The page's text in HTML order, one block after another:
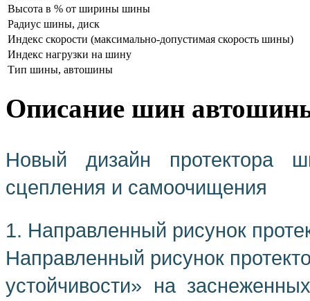
Высота в % от ширины шины
Радиус шины, диск
Индекс скорости (максимально-допустимая скорость шины)
Индекс нагрузки на шину
Тип шины, автошины
Описание шин
Новый дизайн протектора
сцепления и самоочищения
1. Направленный рисунок
Направленный рисунок
устойчивости» на